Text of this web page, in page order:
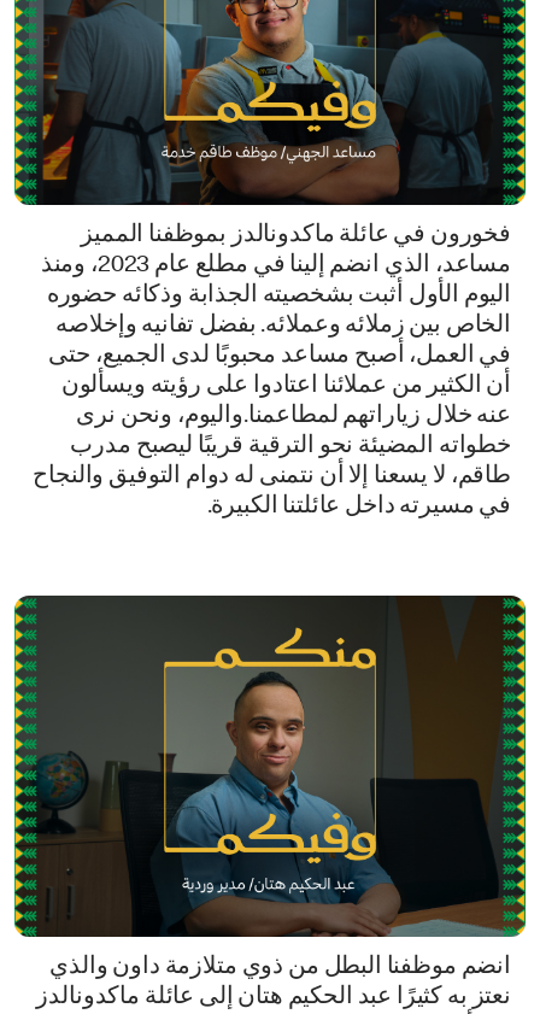
فخورون في عائلة ماكدونالدز بموظفنا المميز
مساعد، الذي انضم إلينا في مطلع عام 2023، ومنذ
اليوم الأول أثبت بشخصيته الجذابة وذكائه حضوره
الخاص بين زملائه وعملائه. بفضل تفانيه وإخلاصه
في العمل، أصبح مساعد محبوبًا لدى الجميع، حتى
أن الكثير من عملائنا اعتادوا على رؤيته ويسألون
عنه خلال زياراتهم لمطاعمنا.واليوم، ونحن نرى
خطواته المضيئة نحو الترقية قريبًا ليصبح مدرب
طاقم، لا يسعنا إلا أن نتمنى له دوام التوفيق والنجاح
في مسيرته داخل عائلتنا الكبيرة.
انضم موظفنا البطل من ذوي متلازمة داون والذي
نعتز به كثيرًا عبد الحكيم هتان إلى عائلة ماكدونالدز